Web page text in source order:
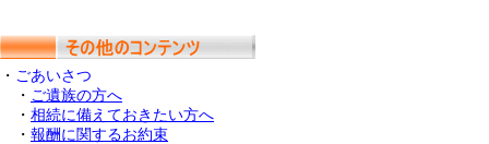
・ ごあいさつ
・ ご遺族の方へ
・ 相続に備えておきたい方へ
・ 報酬に関するお約束